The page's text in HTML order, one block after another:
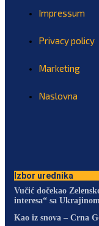
Impressum
Privacy policy
Marketing
Naslovna
Izbor urednika
Vučić dočekao
interesa“ sa
Kao iz snova – Crna